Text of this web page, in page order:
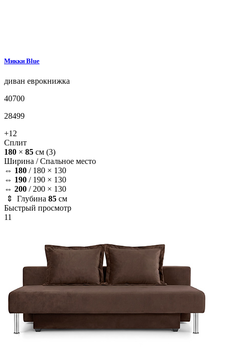
Микки Blue
диван еврокнижка
40700
28499
+12
Сплит
180 × 85 см (3)
Ширина /Спальное место
⇔ 180 / 180 × 130
⇔ 190 / 190 × 130
⇔ 200 / 200 × 130
⇕ Глубина 85 см
Быстрый просмотр
11